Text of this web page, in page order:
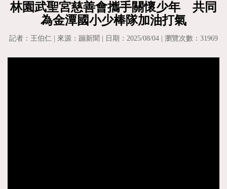
林園武聖宮慈善會攜手關懷少年 共同
為金潭國小少棒隊加油打氣
記者：王伯仁 | 來源：蹦新聞 | 日期：2025/08/04 | 瀏覽次數：31969